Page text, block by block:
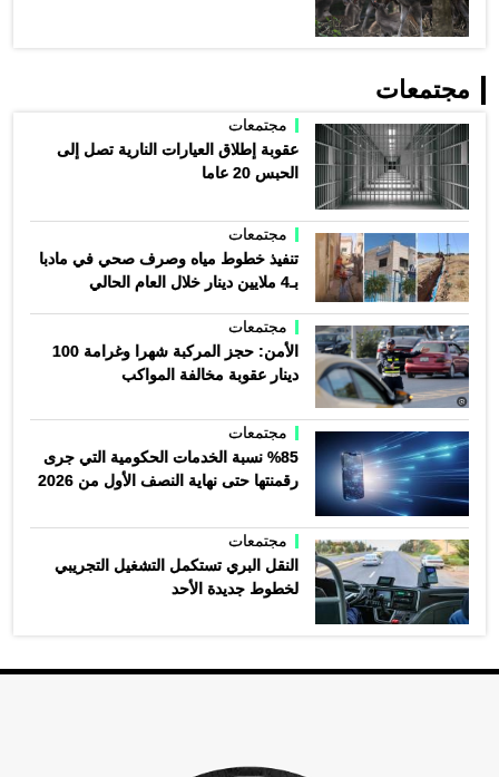
مجتمعات
مجتمعات
عقوبة إطلاق العيارات النارية تصل إلى
الحبس 20 عاما
مجتمعات
تنفيذ خطوط مياه وصرف صحي في مادبا
بـ4 ملايين دينار خلال العام الحالي
مجتمعات
الأمن: حجز المركبة شهرا وغرامة 100
دينار عقوبة مخالفة المواكب
مجتمعات
%85 نسبة الخدمات الحكومية التي جرى
رقمنتها حتى نهاية النصف الأول من 2026
مجتمعات
النقل البري تستكمل التشغيل التجريبي
لخطوط جديدة الأحد